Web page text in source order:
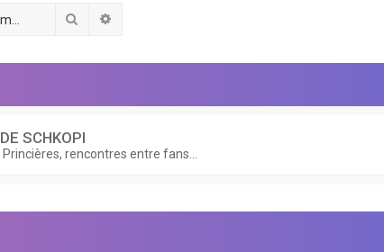
Rechercher
SCHKOPI
rencontres entre fans...